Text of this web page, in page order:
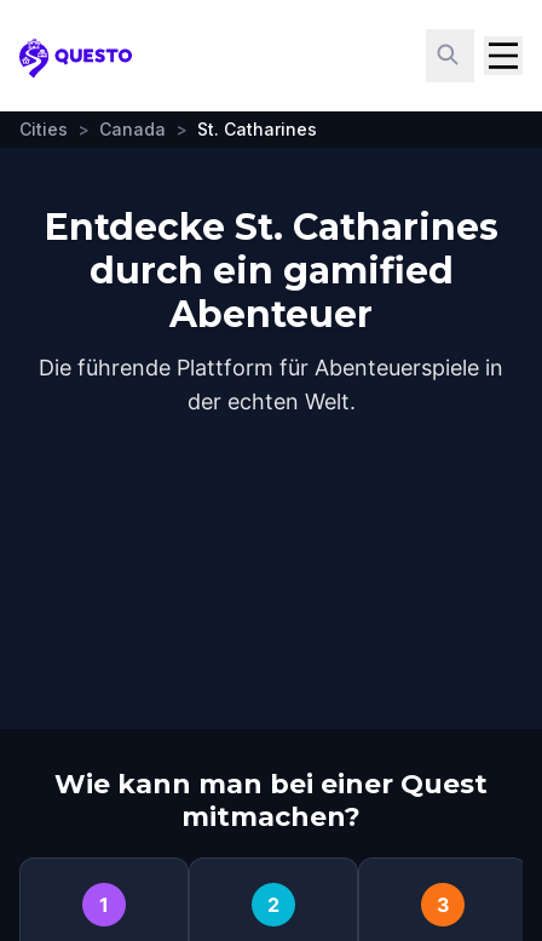
Questo
Cities > Canada > St. Catharines
Entdecke St. Catharines
durch ein gamified
Abenteuer
Die führende Plattform für Abenteuerspiele in
der echten Welt.
Wie kann man bei einer Quest
mitmachen?
1 2 3